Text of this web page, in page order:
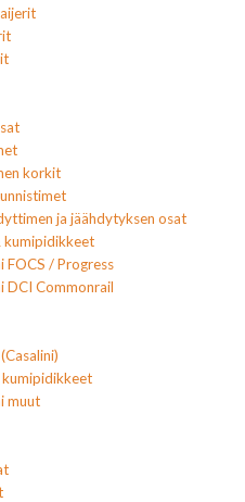
korkit
ja jäähdytyksen osat
FOCS / Progress
DCI Commonrail
muut